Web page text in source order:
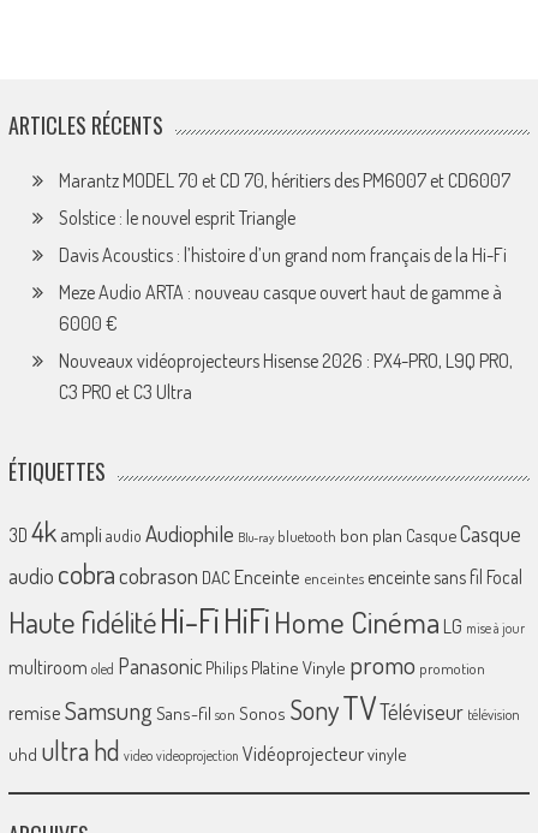
ARTICLES RÉCENTS
Marantz MODEL 70 et CD 70, héritiers des PM6007 et CD6007
Solstice : le nouvel esprit Triangle
Davis Acoustics : l’histoire d’un grand nom français de la Hi-Fi
Meze Audio ARTA : nouveau casque ouvert haut de gamme à
6000 €
Nouveaux vidéoprojecteurs Hisense 2026 : PX4-PRO, L9Q PRO,
C3 PRO et C3 Ultra
ÉTIQUETTES
3D 4k ampliaudio Audiophile Blu-ray bluetooth bon plan CasqueCasque
audio cobracobrason DAC Enceinte enceintes enceinte sans fil Focal
Haute fidélitéHi-FiHiFiHome Cinéma LG mise à jour
multiroom oled Panasonic Philips Platine Vinyle promo promotion
remiseSamsungSans-fil son Sonos SonyTVTéléviseur télévision
uhd ultra hd video videoprojection Vidéoprojecteurvinyle